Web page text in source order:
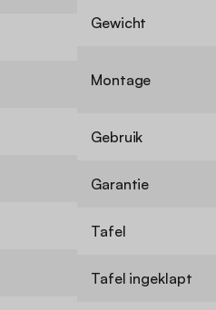
Gewicht
Montage
Gebruik
Garantie
Tafel
Tafel ingeklapt